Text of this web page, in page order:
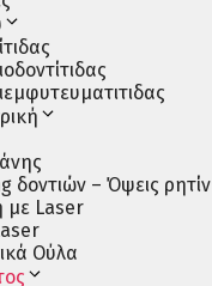
– Όψεις
με Laser
Ούλα